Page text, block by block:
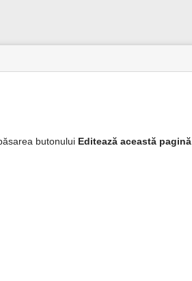
butonului Editează această pagină.